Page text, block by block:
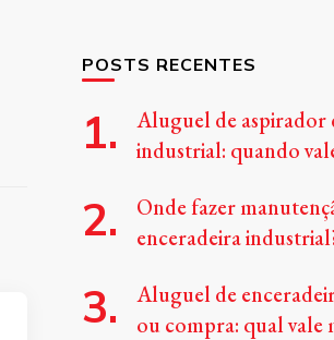
POSTS RECENTES
Aluguel de aspirador
industrial: quando
Onde fazer
enceradeira
Aluguel de
ou compra: qual vale